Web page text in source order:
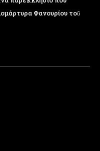
Φανουρίου τοῦ